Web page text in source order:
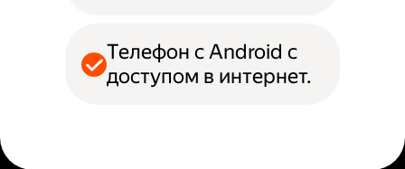
Телефон с Android с
доступом в интернет.